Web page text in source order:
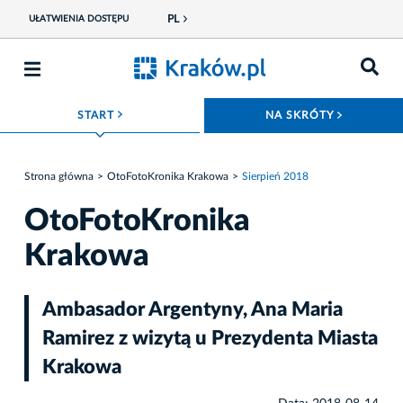
UŁATWIENIA DOSTĘPU PL
START ROZWIŃ MENU NA SKRÓTY
Strona główna OtoFotoKronika Krakowa Sierpień 2018
OtoFotoKronika
Krakowa
Ambasador Argentyny, Ana Maria
Ramirez z wizytą u Prezydenta Miasta
Krakowa